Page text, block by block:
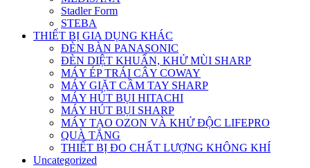
Stadler Form
STEBA
THIẾT BỊ GIA DỤNG KHÁC
ĐÈN BÀN PANASONIC
ĐÈN DIỆT KHUẨN, KHỬ MÙI SHARP
MÁY ÉP TRÁI CÂY COWAY
MÁY GIẶT CẦM TAY SHARP
MÁY HÚT BỤI HITACHI
MÁY HÚT BỤI SHARP
MÁY TẠO OZON VÀ KHỬ ĐỘC LIFEPRO
QUÀ TẶNG
THIẾT BỊ ĐO CHẤT LƯỢNG KHÔNG KHÍ
Uncategorized